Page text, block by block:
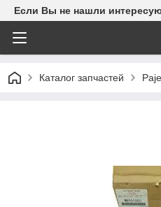
Если Вы не нашли
Каталог запчастей